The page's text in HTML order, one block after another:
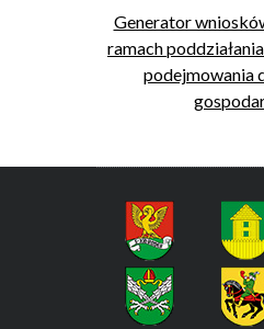
Generator
ramach
podejmowania